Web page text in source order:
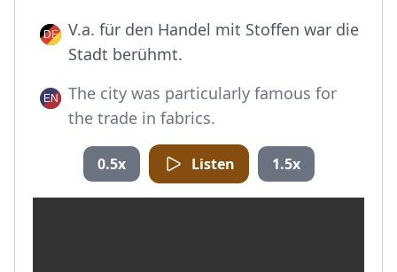
V.a. für den Handel mit Stoffen war die
Stadt berühmt.
The city was particularly famous for
the trade in fabrics.
0.5x Listen 1.5x